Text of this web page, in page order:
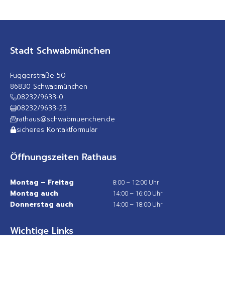
Stadt Schwabmünchen
Fuggerstraße 50
86830 Schwabmünchen
08232/9633-0
08232/9633-23
rathaus@schwabmuenchen.de
sicheres Kontaktformular
Öffnungszeiten Rathaus
Montag – Freitag 8:00 – 12:00 Uhr
Montag auch 14:00 – 16:00 Uhr
Donnerstag auch 14:00 – 18:00 Uhr
Wichtige Links